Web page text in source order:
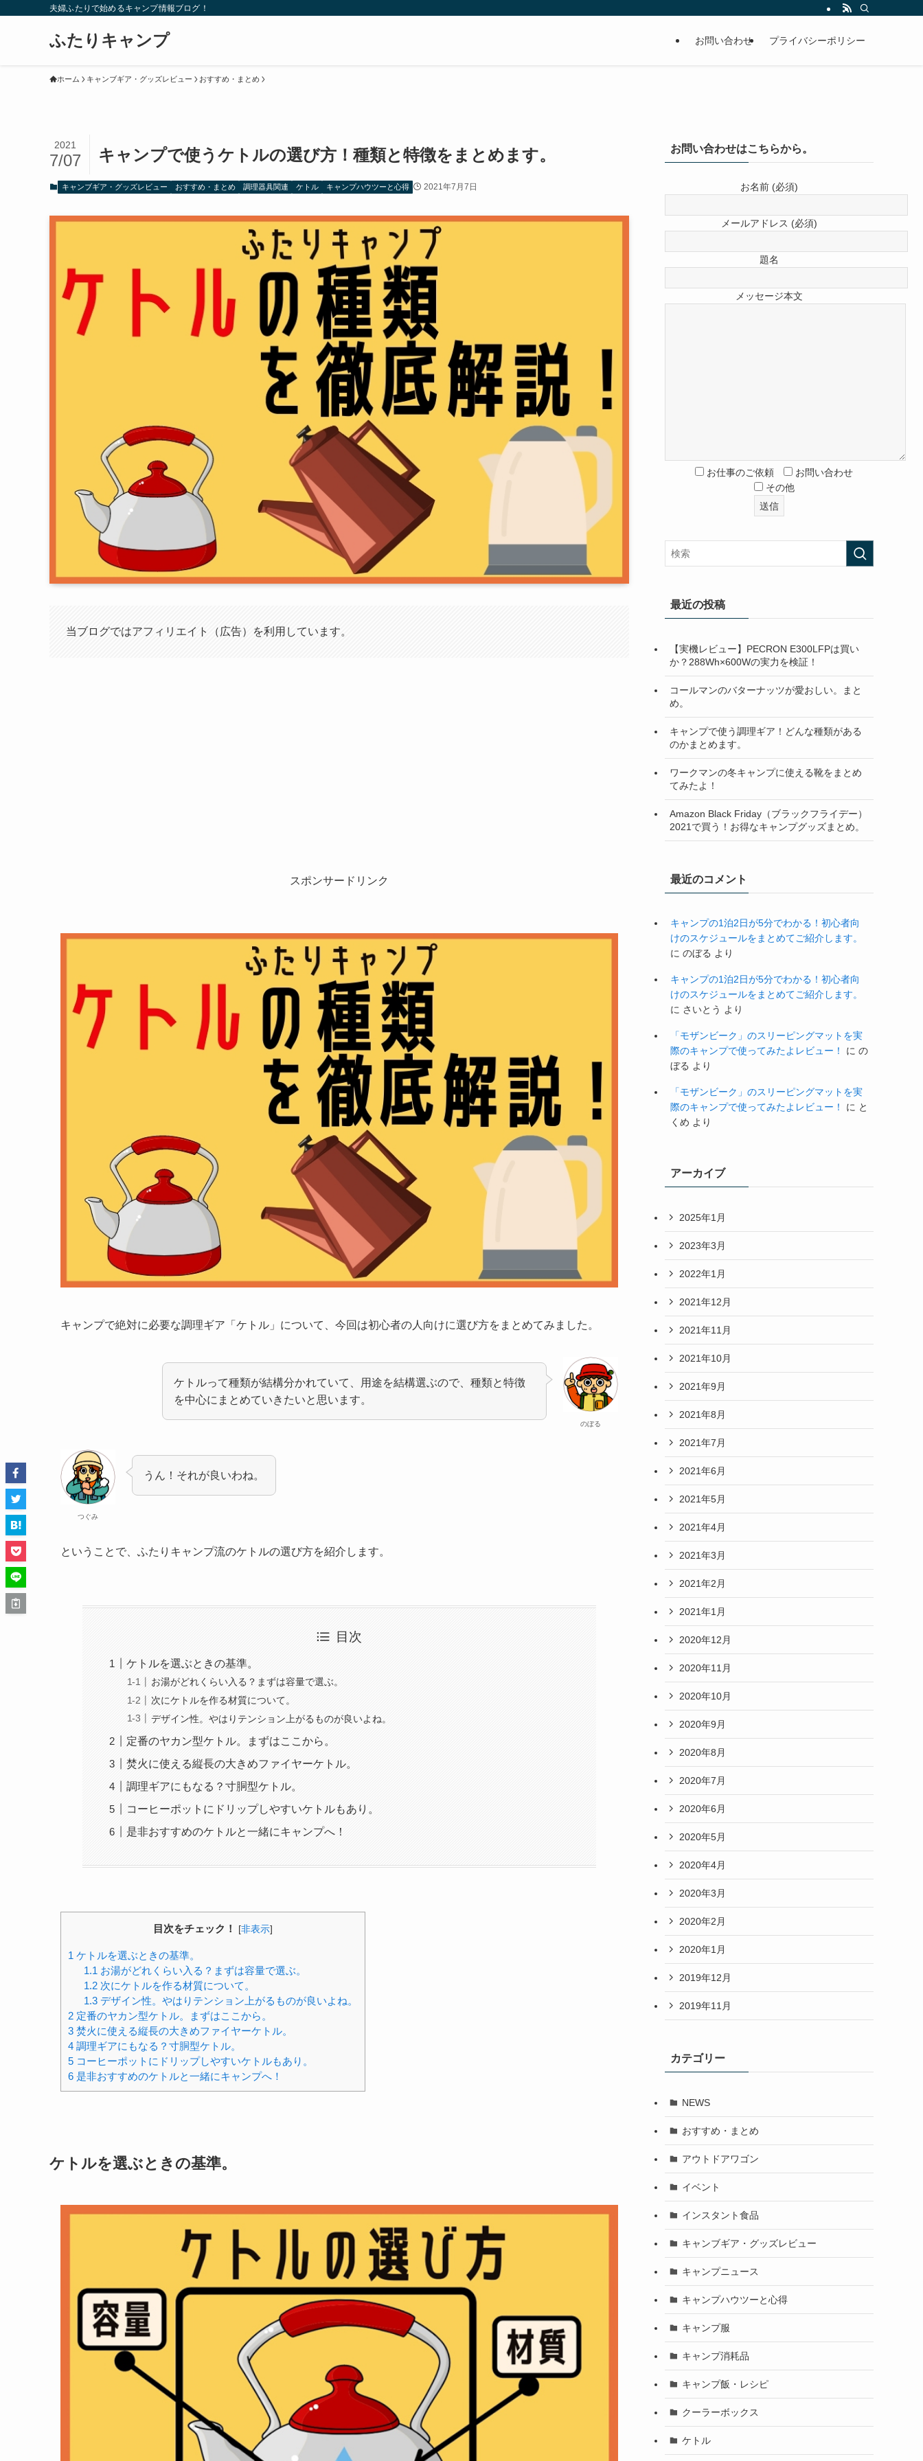
夫婦ふたりで始めるキャンプ情報ブログ！
ふたりキャンプ お問い合わせ プライバシーポリシー
ホーム キャンブギア・グッズレビュー おすすめ・まとめ
キャンプで使うケトルの選び方！種類と特徴をまとめます。
2021
7/07
キャンブギア・グッズレビュー おすすめ・まとめ 調理器具関連 ケトル キャンプハウツーと心得 2021年7月7日
当ブログではアフィリエイト（広告）を利用しています。
スポンサードリンク
キャンプで絶対に必要な調理ギア「ケトル」について、今回は初心者の人向けに選び方をまとめてみました。
のぼる
ケトルって種類が結構分かれていて、用途を結構選ぶので、種類と特徴
を中心にまとめていきたいと思います。
つぐみ
うん！それが良いわね。
ということで、ふたりキャンプ流のケトルの選び方を紹介します。
目次
ケトルを選ぶときの基準。
お湯がどれくらい入る？まずは容量で選ぶ。
次にケトルを作る材質について。
デザイン性。やはりテンション上がるものが良いよね。
定番のヤカン型ケトル。まずはここから。
焚火に使える縦長の大きめファイヤーケトル。
調理ギアにもなる？寸胴型ケトル。
コーヒーポットにドリップしやすいケトルもあり。
是非おすすめのケトルと一緒にキャンプへ！
目次をチェック！ [非表示]
1 ケトルを選ぶときの基準。
1.1 お湯がどれくらい入る？まずは容量で選ぶ。
1.2次にケトルを作る材質について。
1.3デザイン性。やはりテンション上がるものが良いよね。
2 定番のヤカン型ケトル。まずはここから。
3 焚火に使える縦長の大きめファイヤーケトル。
4 調理ギアにもなる？寸胴型ケトル。
5 コーヒーポットにドリップしやすいケトルもあり。
6 是非おすすめのケトルと一緒にキャンプへ！
ケトルを選ぶときの基準。
お問い合わせはこちらから。
お名前 (必須)
メールアドレス (必須)
題名
メッセージ本文
お仕事のご依頼
お問い合わせ
その他
最近の投稿
【実機レビュー】PECRON E300LFPは買い
か？288Wh×600Wの実力を検証！
コールマンのバターナッツが愛おしい。まと
め。
キャンプで使う調理ギア！どんな種類がある
のかまとめます。
ワークマンの冬キャンプに使える靴をまとめ
てみたよ！
Amazon Black Friday（ブラックフライデー）
2021で買う！お得なキャンプグッズまとめ。
最近のコメント
キャンプの1泊2日が5分でわかる！初心者向
けのスケジュールをまとめてご紹介します。
に のぼる より
キャンプの1泊2日が5分でわかる！初心者向
けのスケジュールをまとめてご紹介します。
に さいとう より
「モザンビーク」のスリーピングマットを実
際のキャンプで使ってみたよレビュー！
に の
ぼる より
「モザンビーク」のスリーピングマットを実
際のキャンプで使ってみたよレビュー！
に と
くめ より
アーカイブ
2025年1月
2023年3月
2022年1月
2021年12月
2021年11月
2021年10月
2021年9月
2021年8月
2021年7月
2021年6月
2021年5月
2021年4月
2021年3月
2021年2月
2021年1月
2020年12月
2020年11月
2020年10月
2020年9月
2020年8月
2020年7月
2020年6月
2020年5月
2020年4月
2020年3月
2020年2月
2020年1月
2019年12月
2019年11月
カテゴリー
NEWS
おすすめ・まとめ
アウトドアワゴン
イベント
インスタント食品
キャンブギア・グッズレビュー
キャンプニュース
キャンプハウツーと心得
キャンプ服
キャンプ消耗品
キャンプ飯・レシピ
クーラーボックス
ケトル